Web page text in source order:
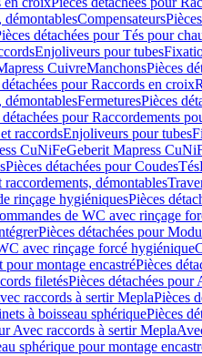
démontablesCompensateurs
détachées pour Tés pour
Enjoliveurs pour tubes
CuivreManchonsPièces
pour Raccords en croix
démontablesFermeturesPièces
détachées pour Raccordements
raccordsEnjoliveurs pour tubes
CuNiFeGeberit Mapress
Pièces détachées pour CoudesTés
démontables
rinçage hygiéniquesPièces
de WC avec rinçage
Pièces détachées pour
avec rinçage forcé hygiénique
pour montage encastréPièces
filetésPièces détachées pour
raccords à sertir MeplaPièces
à boisseau sphériquePièces
Avec raccords à sertir Mepla
sphérique pour montage